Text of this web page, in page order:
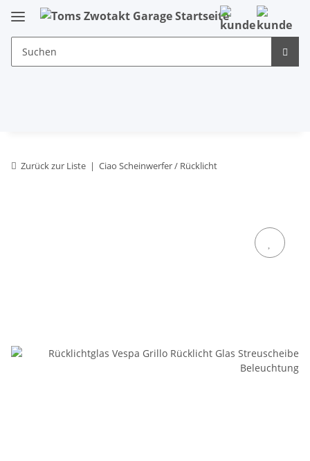
Zurück zur Liste Ciao Scheinwerfer / Rücklicht